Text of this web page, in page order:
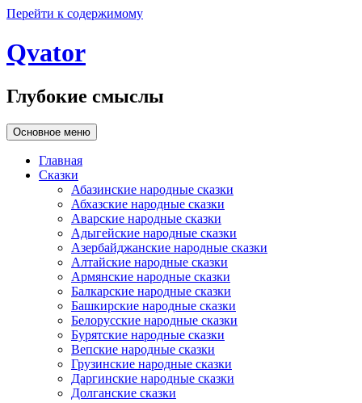
Перейти к содержимому
Qvator
Глубокие смыслы
Основное меню
Главная
Сказки
Абазинские народные сказки
Абхазские народные сказки
Аварские народные сказки
Адыгейские народные сказки
Азербайджанские народные сказки
Алтайские народные сказки
Армянские народные сказки
Балкарские народные сказки
Башкирские народные сказки
Белорусские народные сказки
Бурятские народные сказки
Вепские народные сказки
Грузинские народные сказки
Даргинские народные сказки
Долганские сказки